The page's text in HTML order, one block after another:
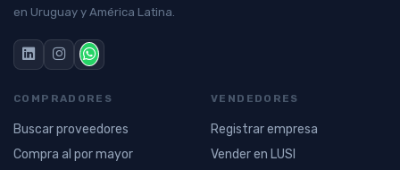
en Uruguay y América Latina.
COMPRADORES
Buscar proveedores
Compra al por mayor
VENDEDORES
Registrar empresa
Vender en LUSI